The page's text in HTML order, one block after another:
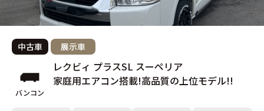
中古車 展示車
バンコン
レクビィ プラスSL スーペリア
家庭用エアコン搭載!高品質の上位モデル!!